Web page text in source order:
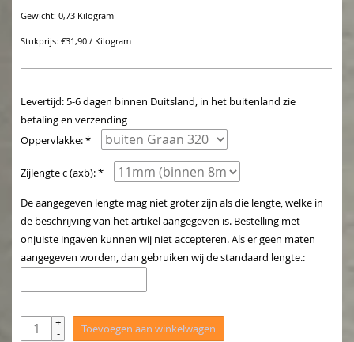
Gewicht: 0,73 Kilogram
Stukprijs: €31,90 / Kilogram
Levertijd: 5-6 dagen binnen Duitsland, in het buitenland zie
betaling en verzending
Oppervlakke: *
Zijlengte c (axb): *
De aangegeven lengte mag niet groter zijn als die lengte, welke in
de beschrijving van het artikel aangegeven is. Bestelling met
onjuiste ingaven kunnen wij niet accepteren. Als er geen maten
aangegeven worden, dan gebruiken wij de standaard lengte.:
+
- Toevoegen aan winkelwagen